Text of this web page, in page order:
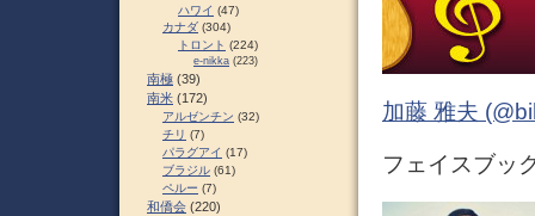
加藤 雅夫
フェイスブッ
ハワイ (47)
カナダ (304)
トロント (224)
e-nikka (223)
南極 (39)
南米 (172)
アルゼンチン (32)
チリ (7)
パラグアイ (17)
ブラジル (61)
ペルー (7)
和僑会 (220)